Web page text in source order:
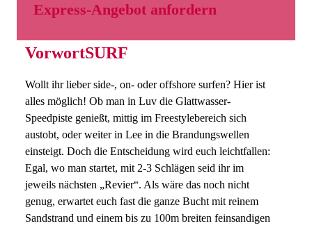
Express-Angebot anfordern
VorwortSURF
Wollt ihr lieber side-, on- oder offshore surfen? Hier ist
alles möglich! Ob man in Luv die Glattwasser-
Speedpiste genießt, mittig im Freestylebereich sich
austobt, oder weiter in Lee in die Brandungswellen
einsteigt. Doch die Entscheidung wird euch leichtfallen:
Egal, wo man startet, mit 2-3 Schlägen seid ihr im
jeweils nächsten „Revier“. Als wäre das noch nicht
genug, erwartet euch fast die ganze Bucht mit reinem
Sandstrand und einem bis zu 100m breiten feinsandigen